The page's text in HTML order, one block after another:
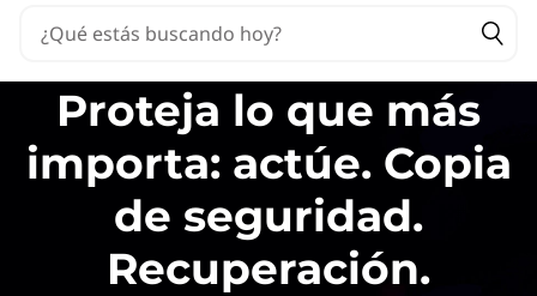
v
Proteja lo que más
importa: actúe. Copia
de seguridad.
Recuperación.